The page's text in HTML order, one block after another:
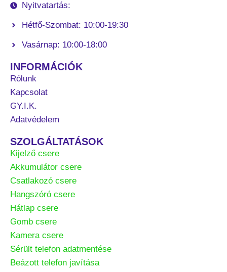
Nyitvatartás:
Hétfő-Szombat: 10:00-19:30
Vasárnap: 10:00-18:00
INFORMÁCIÓK
Rólunk
Kapcsolat
GY.I.K.
Adatvédelem
SZOLGÁLTATÁSOK
Kijelző csere
Akkumulátor csere
Csatlakozó csere
Hangszóró csere
Hátlap csere
Gomb csere
Kamera csere
Sérült telefon adatmentése
Beázott telefon javítása